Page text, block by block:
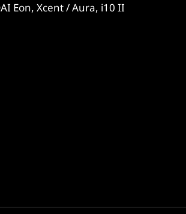
Eon, Xcent / Aura, i10 II